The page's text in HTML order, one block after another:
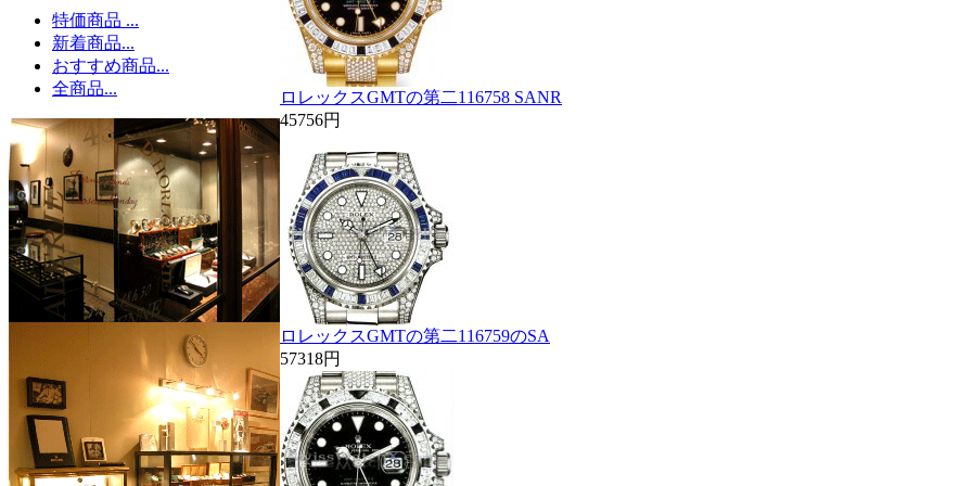
特価商品 ...
新着商品...
おすすめ商品...
全商品...
ロレックスGMTの第二116758 SANR
45756円
ロレックスGMTの第二116759のSA
57318円